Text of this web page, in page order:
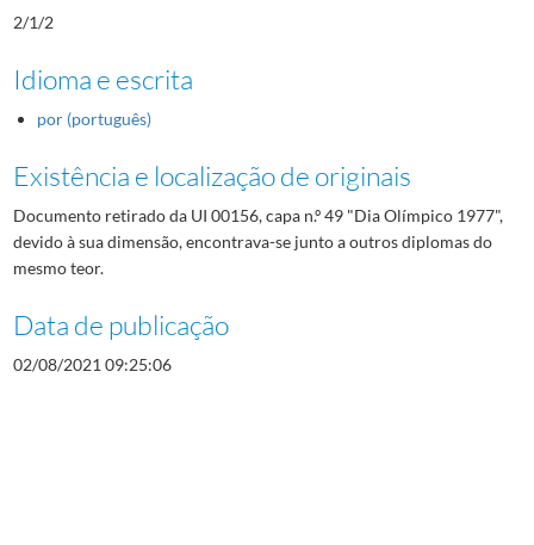
2/1/2
Idioma e escrita
por (português)
Existência e localização de originais
Documento retirado da UI 00156, capa n.º 49 "Dia Olímpico 1977",
devido à sua dimensão, encontrava-se junto a outros diplomas do
mesmo teor.
Data de publicação
02/08/2021 09:25:06